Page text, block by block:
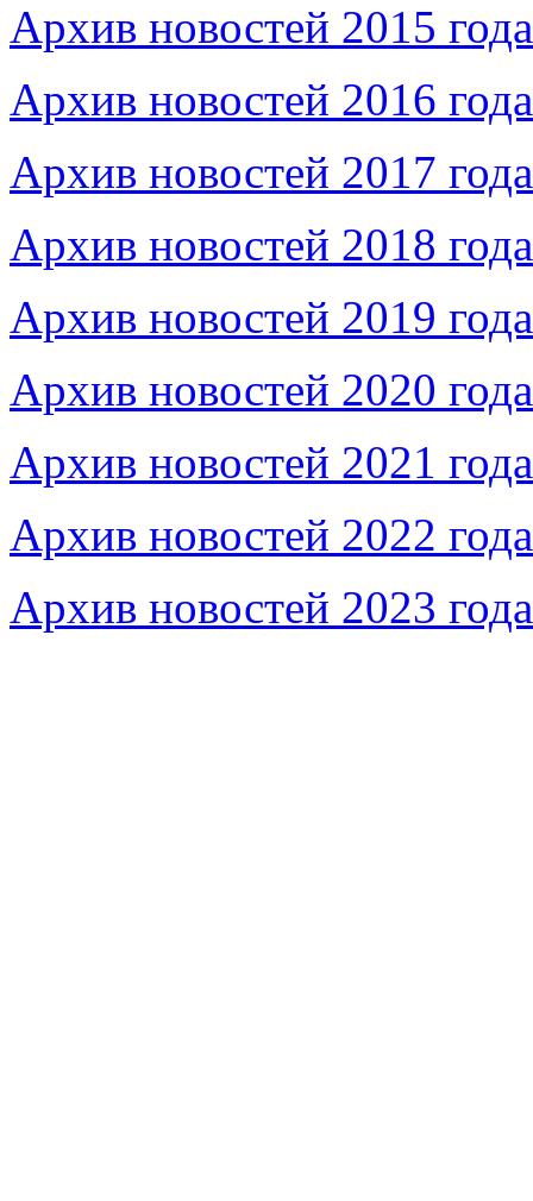
Архив новостей 2015 года
Архив новостей 2016 года
Архив новостей 2017 года
Архив новостей 2018 года
Архив новостей 2019 года
Архив новостей 2020 года
Архив новостей 2021 года
Архив новостей 2022 года
Архив новостей 2023 года